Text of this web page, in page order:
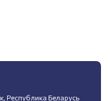
Республика Беларусь